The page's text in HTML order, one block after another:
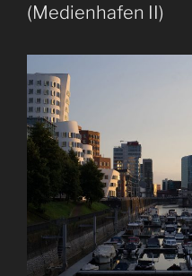
(Medienhafen II)